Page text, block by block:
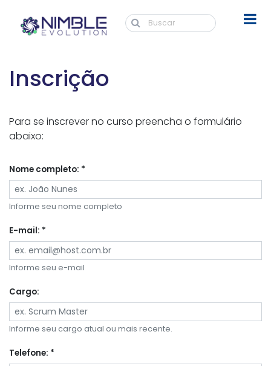
Inscrição
Para se inscrever no curso preencha o formulário
abaixo:
Nome completo: *
Informe seu nome completo
E-mail: *
Informe seu e-mail
Cargo:
Informe seu cargo atual ou mais recente.
Telefone: *